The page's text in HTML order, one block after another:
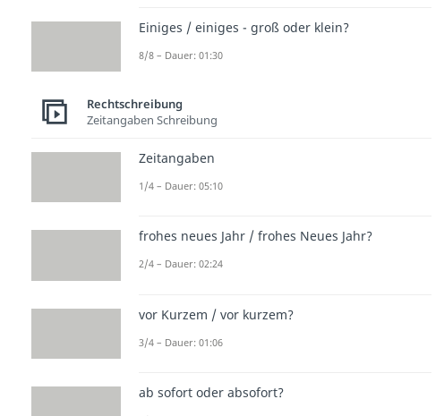
Einiges / einiges - groß oder klein?
8/8 – Dauer: 01:30
Rechtschreibung
Zeitangaben Schreibung
Zeitangaben
1/4 – Dauer: 05:10
frohes neues Jahr / frohes Neues Jahr?
2/4 – Dauer: 02:24
vor Kurzem / vor kurzem?
3/4 – Dauer: 01:06
ab sofort oder absofort?